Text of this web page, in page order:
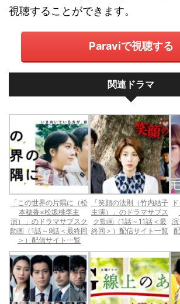
視聴することができます。
Paraviで視聴する
関連ドラマ
「この世界の片隅に（松
本穂香×松坂桃李主
演）」のドラマサブスク
動画（1話～9話＜最終回
＞）配信サイト一覧
「笑顔の法則（竹内結子
主演）」のドラマサブス
ク動画（1話～11話＜最
終回＞）配信サイト一覧
演